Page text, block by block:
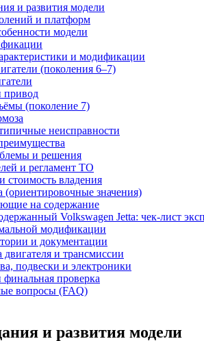
и развития модели
и платформ
модели
и модификации
(поколения 6–7)
привод
(поколение 7)
неисправности
и решения
и регламент ТО
стоимость владения
(ориентировочные значения)
на содержание
Volkswagen Jetta: чек-лист
модификации
и документации
двигателя и трансмиссии
подвески и электроники
финальная проверка
вопросы (FAQ)
и развития модели